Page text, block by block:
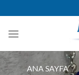
atla
ANA SAYFA /